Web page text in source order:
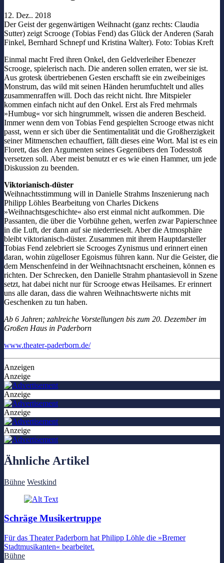
12. Dez.. 2018
Der Geist der gegenwärtigen Weihnacht (ganz rechts: Claudia
Sutter) zeigt Scrooge (Tobias Fend) das Glück der Anderen (Sarah
Finkel, Bernhard Schnepf und Kristina Walter). Foto: Tobias Kreft
Einmal macht Fred ihren Onkel, den Geldverleiher Ebenezer
Scrooge, spielerisch nach. Die anderen sollen erraten, wer sie ist.
Aus grotesk übertriebenen Gesten erschafft sie ein zweibeiniges
Monstrum, das wild mit seinen Händen herumfuchtelt und alles
zusammenraffen will. Doch das reicht nicht. Ihre Mitspieler
kommen einfach nicht auf den Onkel. Erst als Fred mehrmals
»Humbug« vor sich hingrummelt, wissen die anderen Bescheid.
Immer wenn dem von Tobias Fend gespielten Scrooge etwas nicht
passt, wenn er sich über die Sentimentalität und die Großherzigkeit
seiner Mitmenschen echauffiert, fällt dieses eine Wort. Mal ist es ein
Florett, das den Argumenten seines Gegenübers den Todesstoß
versetzen soll. Aber meist benutzt er es wie einen Hammer, um jede
Diskussion zu beenden.
Viktorianisch-düster
Weihnachtsstimmung will in Danielle Strahms Inszenierung nach
Philipp Löhles Bearbeitung von Charles Dickens
»Weihnachtsgeschichte« also erst einmal nicht aufkommen. Die
Passanten, die über die Vorbühne gehen, werfen zwar Papierschnee
in die Luft, der dann auf sie niederrieselt. Aber die Atmosphäre
bleibt viktorianisch-düster. Zusammen mit ihrem Hauptdarsteller
Tobias Fend zelebriert sie Scrooges Zynismus und erinnert einen
daran, wohin zügelloser Egoismus führen kann. Nur die Geister, die
dem Menschenfeind in der Weihnachtsnacht erscheinen, können es
richten. Der Schrecken, den Danielle Strahm phantasievoll in Szene
setzt, hat dabei nicht nur für Scrooge etwas Heilsames. Er erinnert
uns alle daran, dass die wahren Weihnachtswerte nichts mit
Geschenken zu tun haben.
Ab 6 Jahren; zahlreiche Vorstellungen bis zum 20. Dezember im
Großen Haus in Paderborn
www.theater-paderborn.de/
Anzeigen
Anzeige
Anzeige
Anzeige
Anzeige
Ähnliche Artikel
Bühne Westkind
Schräge Musikertruppe
Für das Theater Paderborn hat Philipp Löhle die »Bremer
Stadtmusikanten« bearbeitet.
Bühne